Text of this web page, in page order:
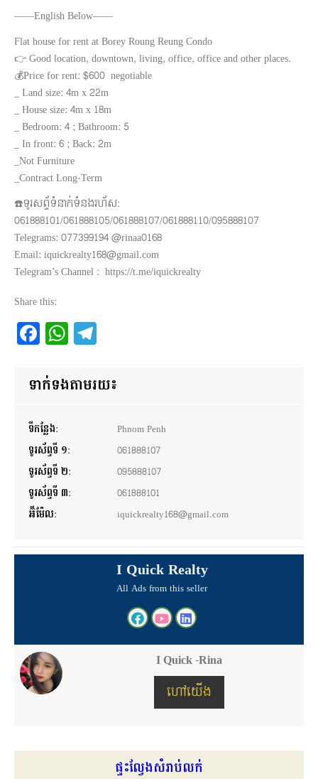
——English Below——
Flat house for rent at Borey Roung Reung Condo
👉 Good location, downtown, living, office, office and other places.
💰Price for rent: $600 negotiable
_ Land size: 4m x 22m
_ House size: 4m x 18m
_ Bedroom: 4 ; Bathroom: 5
_ In front: 6 ; Back: 2m
_Not Furniture
_Contract Long-Term
☎️ទូរសព្ទ័ទំនាក់ទំនងរហ័ស:
061888101/061888105/061888107/061888110/095888107
Telegrams: 077399194 @rinaa0168
Email: iquickrealty168@gmail.com
Telegram’s Channel : https://t.me/iquickrealty
Share this:
Facebook
WhatsApp
ទាក់ទងតាមរយ៖
ទីកន្លែង:
Phnom Penh
ទូរស័ព្ទទី ១:
061888107
ទូរស័ព្ទទី ២:
095888107
ទូរស័ព្ទទី ៣:
061888101
អ៊ីម៉ែល:
iquickrealty168@gmail.com
I Quick Realty
All Ads from this seller
I Quick -Rina
ហៅយើង
ផ្ទះល្វែងសំរាប់លក់